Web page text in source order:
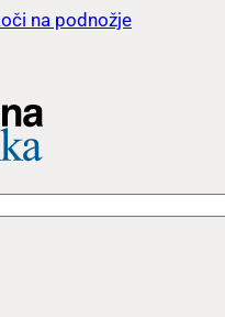
na podnožje